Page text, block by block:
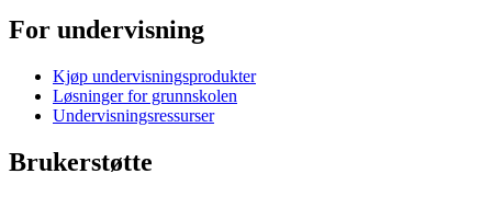
For undervisning
Kjøp undervisningsprodukter
Løsninger for grunnskolen
Undervisningsressurser
Brukerstøtte